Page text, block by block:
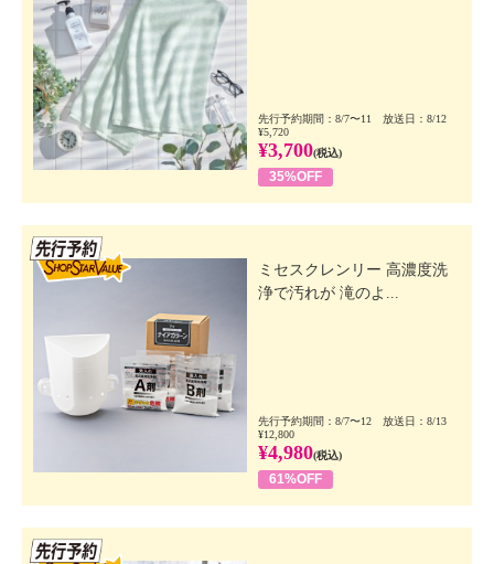
先行予約期間：8/7〜11 放送日：8/12
¥5,720
¥3,700(税込)
35%OFF
ミセスクレンリー 高濃度洗
浄で汚れが 滝のよ...
先行予約期間：8/7〜12 放送日：8/13
¥12,800
¥4,980(税込)
61%OFF